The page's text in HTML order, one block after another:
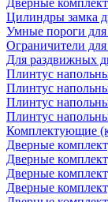
Дверные
Цилиндры замка
Умные пороги
Ограничители для
Для раздвижных
Плинтус
Плинтус
Плинтус
Плинтус
Комплектующие
Дверные
Дверные
Дверные
Дверные